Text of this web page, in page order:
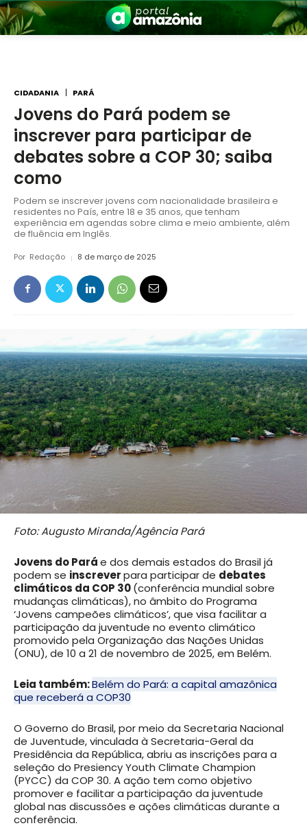
Amazônia
CIDADANIA PARÁ
Jovens do Pará podem se
inscrever para participar de
debates sobre a COP 30; saiba
como
Podem se inscrever jovens com nacionalidade brasileira e
residentes no País, entre 18 e 35 anos, que tenham
experiência em agendas sobre clima e meio ambiente, além
de fluência em Inglês.
Por Redação 8 de março de 2025
Foto: Augusto Miranda/Agência Pará
Jovens do Paráe dos demais estados do Brasil já
podem se inscreverpara participar de debates
climáticos da COP 30(conferência mundial sobre
mudanças climáticas), no âmbito do Programa
‘Jovens campeões climáticos’, que visa facilitar a
participação da juventude no evento climático
promovido pela Organização das Nações Unidas
(ONU), de 10 a 21 de novembro de 2025, em Belém.
Leia também:Belém do Pará: a capital amazônica
que receberá a COP30
O Governo do Brasil, por meio da Secretaria Nacional
de Juventude, vinculada à Secretaria-Geral da
Presidência da República, abriu as inscrições para a
seleção do Presiency Youth Climate Champion
(PYCC) da COP 30. A ação tem como objetivo
promover e facilitar a participação da juventude
global nas discussões e ações climáticas durante a
conferência.